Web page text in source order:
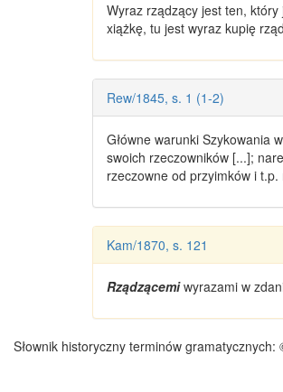
Wyraz rządzący jest ten, który
xiążkę, tu jest wyraz kupię
Rew/1845, s. 1 (1-2)
Główne warunki Szykowania
swoich rzeczowników [...];
rzeczowne od przyimków i t.p.
Kam/1870, s. 121
Rządzącemiwyrazami w
Słownik historyczny terminów gramatycznych: